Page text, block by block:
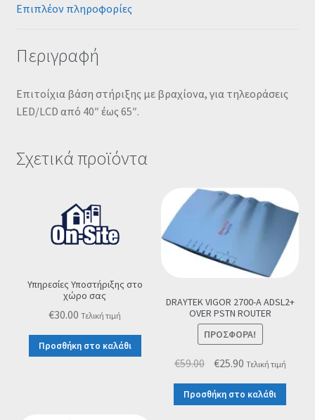
Επιπλέον πληροφορίες
Περιγραφή
Επιτοίχια βάση στήριξης με βραχίονα, για τηλεοράσεις
LED/LCD από 40″ έως 65″.
Σχετικά προϊόντα
Υπηρεσίες Υποστήριξης στο
χώρο σας
€30.00 Τελική τιμή
Προσθήκη στο καλάθι
DRAYTEK VIGOR 2700-A ADSL2+
OVER PSTN ROUTER
ΠΡΟΣΦΟΡΆ!
€59.00 Original
price
was:
€25.90Η
τρέχουσα
τιμή
Τελική τιμή
Προσθήκη στο καλάθι